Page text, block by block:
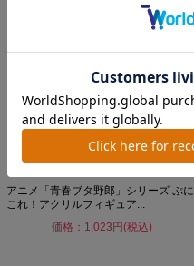
アニメ「青春ブタ野郎」シリーズ ぷに
これ！アクリルフィギュア...
価格：1,023円(税込)